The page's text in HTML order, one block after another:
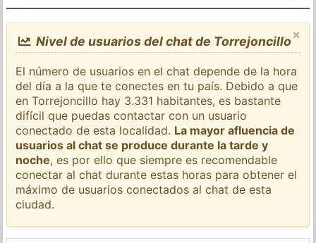
×
Nivel de usuarios del chat de Torrejoncillo
El número de usuarios en el chat depende de la hora
del día a la que te conectes en tu país. Debido a que
en Torrejoncillo hay 3.331 habitantes, es bastante
difícil que puedas contactar con un usuario
conectado de esta localidad. La mayor afluencia de
usuarios al chat se produce durante la tarde y
noche, es por ello que siempre es recomendable
conectar al chat durante estas horas para obtener el
máximo de usuarios conectados al chat de esta
ciudad.